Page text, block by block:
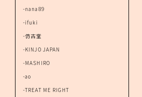
-nana89
-ifuki
-仿古堂
-KINJO JAPAN
-MASHIRO
-ao
-TREAT ME RIGHT